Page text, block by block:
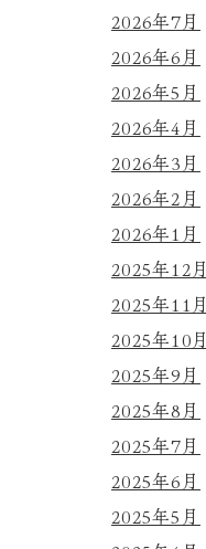
2026年7月
2026年6月
2026年5月
2026年4月
2026年3月
2026年2月
2026年1月
2025年12月
2025年11月
2025年10月
2025年9月
2025年8月
2025年7月
2025年6月
2025年5月